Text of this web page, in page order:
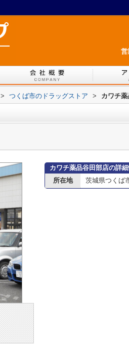
営
> つくば市のドラッグストア > カワチ
カワチ薬品谷田部店の詳
所在地
茨城県つくば